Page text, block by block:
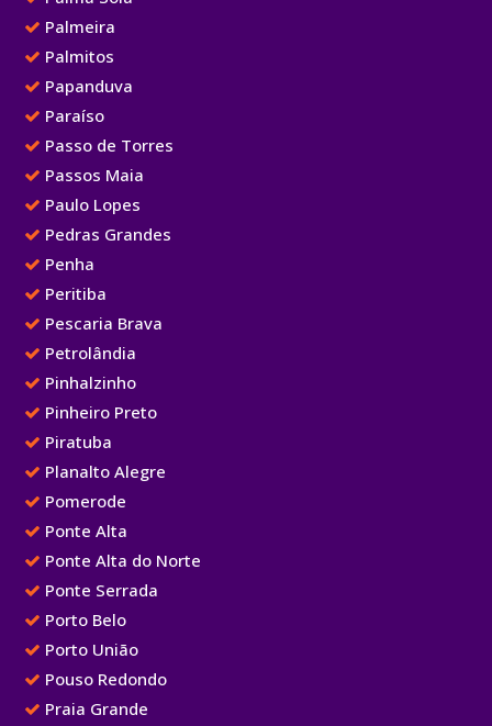
Palmeira
Palmitos
Papanduva
Paraíso
Passo de Torres
Passos Maia
Paulo Lopes
Pedras Grandes
Penha
Peritiba
Pescaria Brava
Petrolândia
Pinhalzinho
Pinheiro Preto
Piratuba
Planalto Alegre
Pomerode
Ponte Alta
Ponte Alta do Norte
Ponte Serrada
Porto Belo
Porto União
Pouso Redondo
Praia Grande